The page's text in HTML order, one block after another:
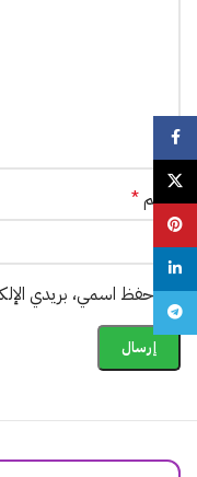
الاسم*
احفظ اسمي، بريدي
Pinterest
linkedin